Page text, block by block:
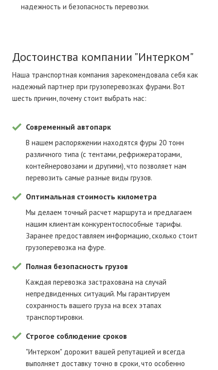
надежность и безопасность перевозки.
Достоинства компании "Интерком"
Наша транспортная компания зарекомендовала себя как
надежный партнер при грузоперевозках фурами. Вот
шесть причин, почему стоит выбрать нас:
Современный автопарк
В нашем распоряжении находятся фуры 20 тонн
различного типа (с тентами, рефрижераторами,
контейнеровозами и другими), что позволяет нам
перевозить самые разные виды грузов.
Оптимальная стоимость километра
Мы делаем точный расчет маршрута и предлагаем
нашим клиентам конкурентоспособные тарифы.
Заранее предоставляем информацию, сколько стоит
грузоперевозка на фуре.
Полная безопасность грузов
Каждая перевозка застрахована на случай
непредвиденных ситуаций. Мы гарантируем
сохранность вашего груза на всех этапах
транспортировки.
Строгое соблюдение сроков
"Интерком" дорожит вашей репутацией и всегда
выполняет доставку точно в сроки, что особенно